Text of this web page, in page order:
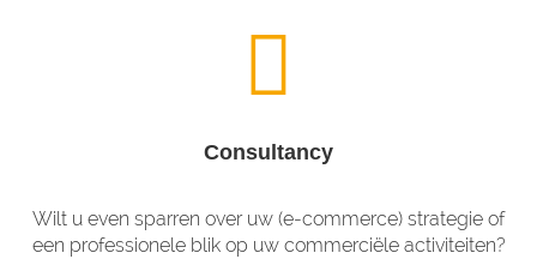
Consultancy
Wilt u even sparren over uw (e-commerce) strategie of
een professionele blik op uw commerciële activiteiten?